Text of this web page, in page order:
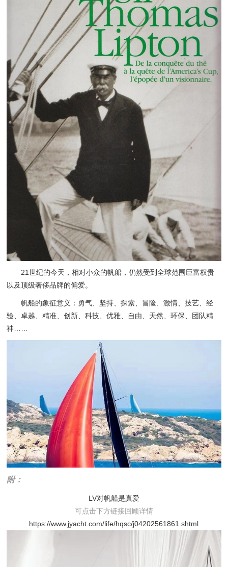
21世纪的今天，相对小众的帆船，仍然受到全球范围巨富权贵
以及顶级奢侈品牌的偏爱。
帆船的象征意义：勇气、坚持、探索、冒险、激情、技艺、经
验、卓越、精准、创新、科技、优雅、自由、天然、环保、团队精
神……
附：
LV对帆船是真爱
可点击下方链接回顾详情
https://www.jyacht.com/life/hqsc/j04202561861.shtml